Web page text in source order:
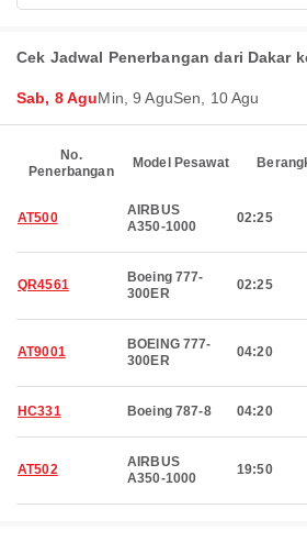
Cek Jadwal Penerbangan dari Dakar
Sab, 8 AguMin, 9 AguSen, 10 Agu
No.
Penerbangan
Model Pesawat
AT500
AIRBUS
A350-1000
02:25
QR4561
Boeing 777-
300ER
02:25
AT9001
BOEING 777-
300ER
04:20
HC331 Boeing 787-8 04:20
AT502
AIRBUS
A350-1000
19:50